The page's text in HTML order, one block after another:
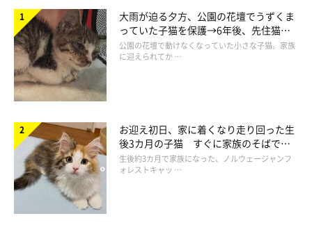
しばらく経過しても母猫の姿を探しているのか、目を覚ますたび
によく鳴いていたそう。飼い主さんには、その声が「寂しい、寂
しい」と鳴いているように感じたといいます。
鳴くたびにあの手この手であやしてみるも効果が薄かったようで
に効果抜群だったようです。
飼い主さん：
「ヒョウのぬいぐるみを母猫だと思ったのか、ピタリと鳴き止ん
でゴロゴロと喉を鳴らし、安心して寝ることができるようになり
大雨が迫る夕方、公園の花壇でうずくま
っていた子猫を保護→6年後、先住猫
と“姉妹”のような関係に
公園の花壇で動けなくなっていた小さな子猫。家族
に迎えられてか …
お迎え初日、家に着くなり走り回った生
後3カ月の子猫 すぐに家族のそばで落
ち着く姿に「迎えてよかった」
生後約3カ月で家族になった、ノルウェージャンフ
ォレストキャッ …